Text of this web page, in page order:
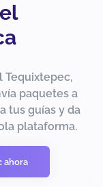
Tequixtepec,
paquetes a
tus guías y da
plataforma.
ahora